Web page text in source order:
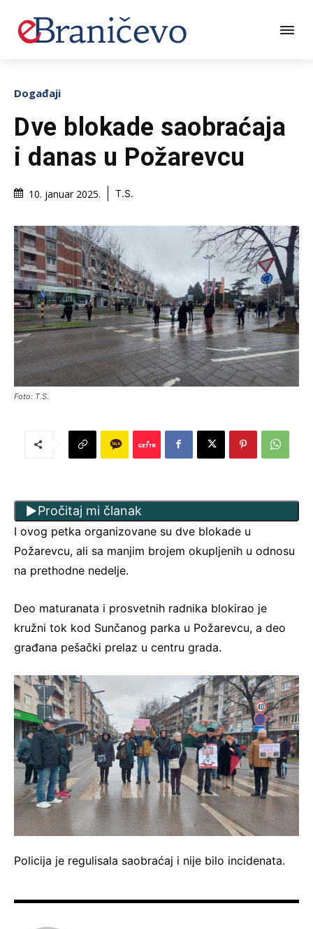
Događaji
Dve blokade saobraćaja
i danas u Požarevcu
10. januar 2025. T.S.
Foto: T.S.
Pročitaj mi članak
I ovog petka organizovane su dve blokade u
Požarevcu, ali sa manjim brojem okupljenih u odnosu
na prethodne nedelje.
Deo maturanata i prosvetnih radnika blokirao je
kružni tok kod Sunčanog parka u Požarevcu, a deo
građana pešački prelaz u centru grada.
Policija je regulisala saobraćaj i nije bilo incidenata.